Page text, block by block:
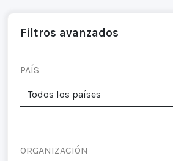
Filtros avanzados
PAÍS
ORGANIZACIÓN